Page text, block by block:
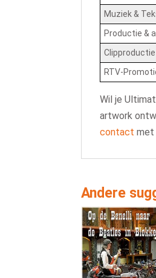
Muziek &
Productie &
Clipproductie
RTV-
Wil je
artwork
contact met
Andere